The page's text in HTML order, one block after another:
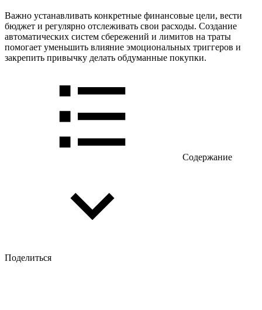
Важно устанавливать конкретные финансовые цели, вести
бюджет и регулярно отслеживать свои расходы. Создание
автоматических систем сбережений и лимитов на траты
помогает уменьшить влияние эмоциональных триггеров и
закрепить привычку делать обдуманные покупки.
Содержание
Поделиться